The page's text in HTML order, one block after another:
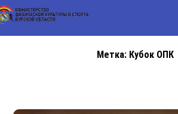
Метка: Кубок ОПК